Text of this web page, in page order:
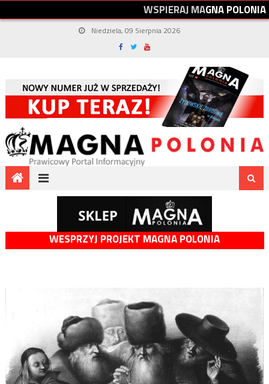
WSPIERAJMAGNAPOLONIA
Niedziela, 09 Sierpnia 2026
WESPRZYJ PROJEKT MAGNA POLONIA